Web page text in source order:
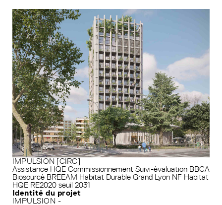
IMPULSION [CIRC]
Assistance HQE Commissionnement Suivi-évaluation BBCA
Biosourcé BREEAM Habitat Durable Grand Lyon NF Habitat
HQE RE2020 seuil 2031
Identité du projet
IMPULSION -